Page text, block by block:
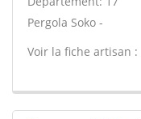
Pergola Soko -
Voir la fiche artisan :